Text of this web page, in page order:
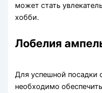
может стать
хобби.
Лобелия
Для успешной посадки
необходимо